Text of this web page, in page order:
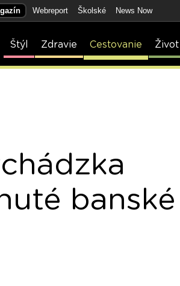
Webreport Školské News Now
Štýl Zdravie Cestovanie Život
banské